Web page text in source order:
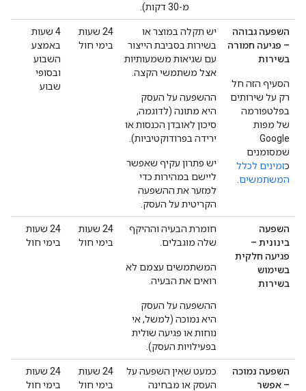
מ-30 דקות).
השפעה גבוהה
– פגיעה חמורה
בשירות
הסעיף הזה חל
רק על שירותים
בפלטפורמה
של מפות
Google
שמסומנים
כזמינים לכלל
המשתמשים
יש תקלה במוצר או
בשירות בסביבת הייצור
עם שגיאות משמעותיות
אצל משתמשי הקצה.
ההשפעה על העסק
היא מתונה (לדוגמה,
סיכון לאובדן הכנסות או
ירידה בפרודוקטיביות).
יש פתרון עקיף שאפשר
ליישם במהירות כדי
למזער את ההשפעה
הקריטית על העסק.
‫24 שעות
בימי חול
‫4 שעות
באמצע
השבוע
ובסופי
שבוע
השפעה
בינונית –
פגיעה חלקית
בשימוש
בשירות
חומרת הבעיה וההיקף
שלה מוגבלים.
המשתמשים עצמם לא
רואים את הבעיה.
ההשפעה על העסק
היא נמוכה (למשל, אי
נוחות או פגיעה שולית
בפעילויות העסק).
‫24 שעות
בימי חול
‫24 שעות
בימי חול
השפעה נמוכה
– אפשר
כמעט שאין השפעה על
העסק או מבחינה
‫24 שעות
בימי חול
‫24 שעות
בימי חול